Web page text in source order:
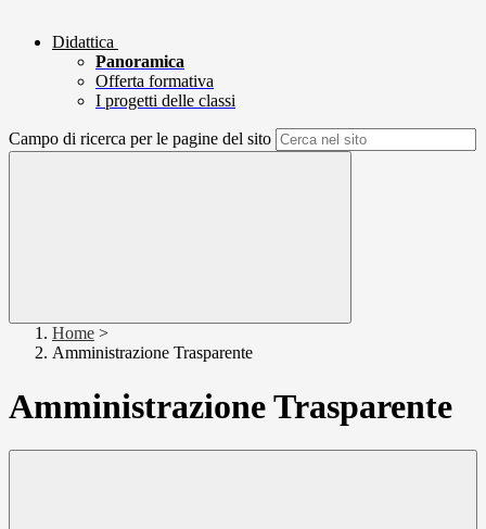
Didattica
Panoramica
Offerta formativa
I progetti delle classi
Campo di ricerca per le pagine del sito
Home >
Amministrazione Trasparente
Amministrazione Trasparente